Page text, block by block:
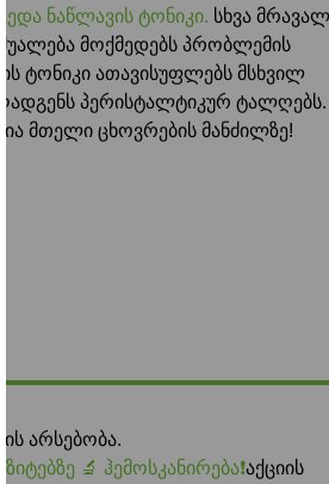
ნაწლავის ტონიკი. სხვა
მოქმედებს პრობლემის
ტონიკი ათავისუფლებს მსხვილ
პერისტალტიკურ ტალღებს.
მთელი ცხოვრების მანძილზე!
არსებობა.
🔬 ჰემოსკანირება❗️აქციის